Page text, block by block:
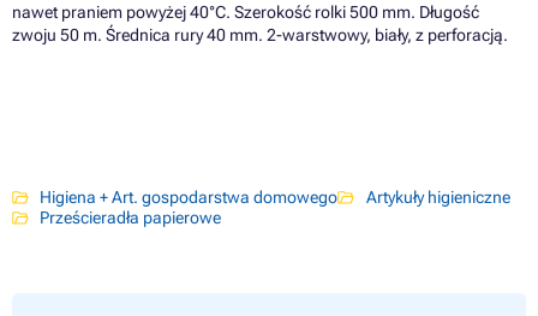
nawet praniem powyżej 40°C. Szerokość rolki 500 mm. Długość
zwoju 50 m. Średnica rury 40 mm. 2-warstwowy, biały, z perforacją.
Higiena + Art. gospodarstwa domowego
Artykuły higieniczne
Prześcieradła papierowe